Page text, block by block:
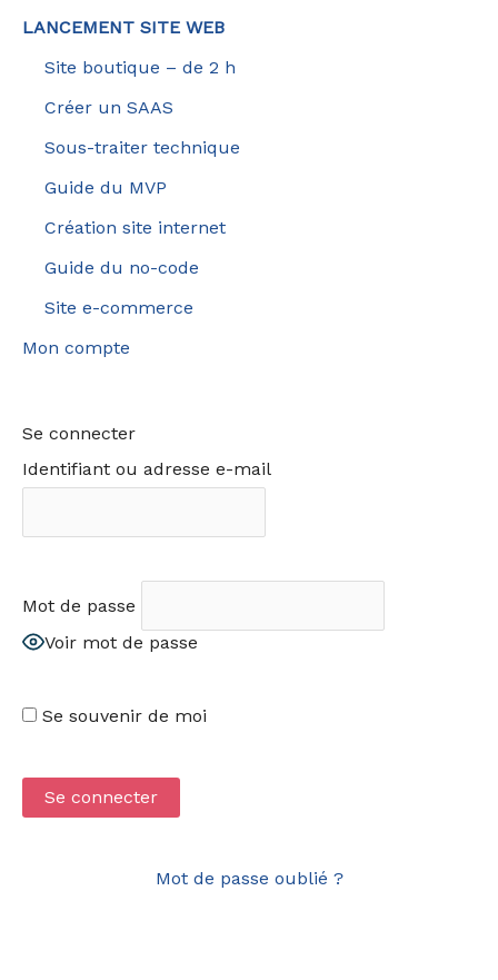
LANCEMENT SITE WEB
Site boutique – de 2 h
Créer un SAAS
Sous-traiter technique
Guide du MVP
Création site internet
Guide du no-code
Site e-commerce
Mon compte
Se connecter
Identifiant ou adresse e-mail
Mot de passe
Voir mot de passe
Se souvenir de moi
Mot de passe oublié ?